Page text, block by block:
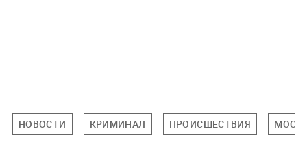
НОВОСТИ КРИМИНАЛ ПРОИСШЕСТВИЯ